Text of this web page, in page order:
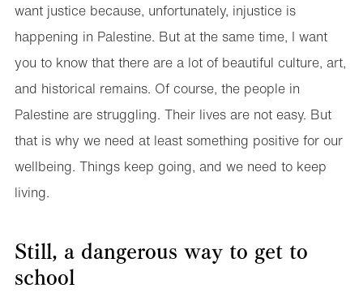
want justice because, unfortunately, injustice is
happening in Palestine. But at the same time, I want
you to know that there are a lot of beautiful culture, art,
and historical remains. Of course, the people in
Palestine are struggling. Their lives are not easy. But
that is why we need at least something positive for our
wellbeing. Things keep going, and we need to keep
living.
Still, a dangerous way to get to
school